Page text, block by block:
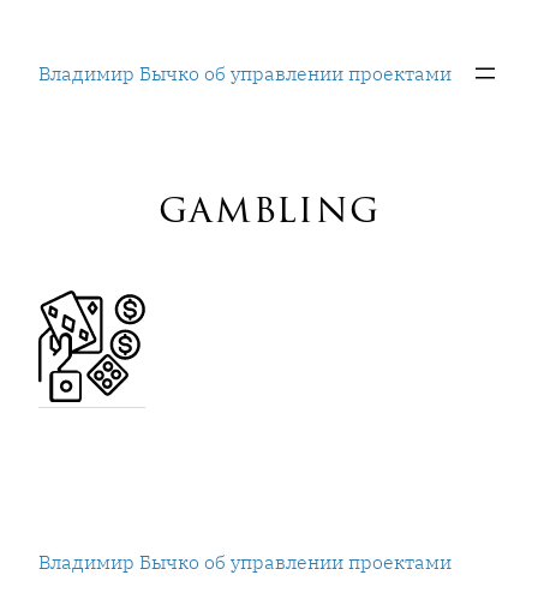
содержимому
Владимир Бычко об управлении проектами
gambling
Владимир Бычко об управлении проектами